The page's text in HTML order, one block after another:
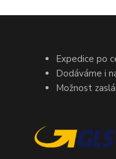
Expedice po
Dodáváme i
Možnost